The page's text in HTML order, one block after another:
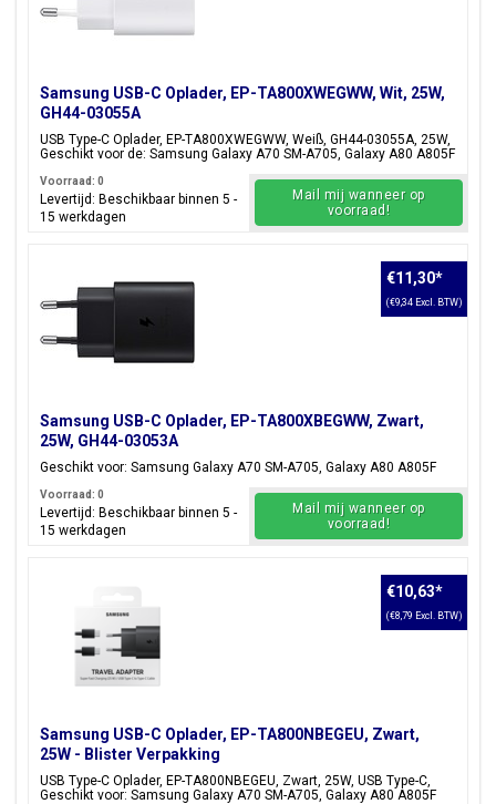
Samsung USB-C Oplader, EP-TA800XWEGWW, Wit, 25W,
GH44-03055A
USB Type-C Oplader, EP-TA800XWEGWW, Weiß, GH44-03055A, 25W,
Geschikt voor de: Samsung Galaxy A70 SM-A705, Galaxy A80 A805F
Voorraad: 0
Levertijd: Beschikbaar binnen 5 -
15 werkdagen
Mail mij wanneer op
voorraad!
Samsung USB-C Oplader, EP-TA800XBEGWW, Zwart,
25W, GH44-03053A
Geschikt voor: Samsung Galaxy A70 SM-A705, Galaxy A80 A805F
€11,30*
(€9,34 Excl. BTW)
Voorraad: 0
Levertijd: Beschikbaar binnen 5 -
15 werkdagen
Mail mij wanneer op
voorraad!
Samsung USB-C Oplader, EP-TA800NBEGEU, Zwart,
25W - Blister Verpakking
USB Type-C Oplader, EP-TA800NBEGEU, Zwart, 25W, USB Type-C,
Geschikt voor: Samsung Galaxy A70 SM-A705, Galaxy A80 A805F
€10,63*
(€8,79 Excl. BTW)